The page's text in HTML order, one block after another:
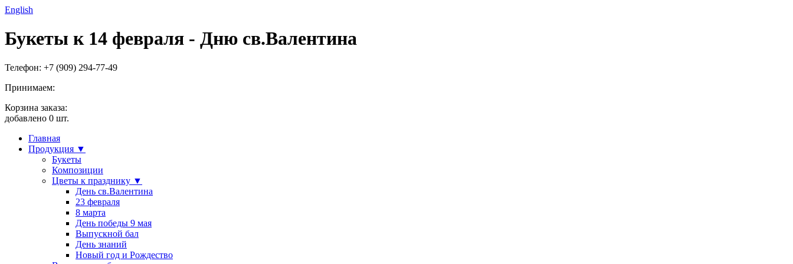
English
Букеты к 14 февраля - Дню св.Валентина
Телефон: +7 (909) 294-77-49
Принимаем:
Корзина заказа:
добавлено 0 шт.
Главная
Продукция ▼
Букеты
Композиции
Цветы к празднику ▼
День св.Валентина
23 февраля
8 марта
День победы 9 мая
Выпускной бал
День знаний
Новый год и Рождество